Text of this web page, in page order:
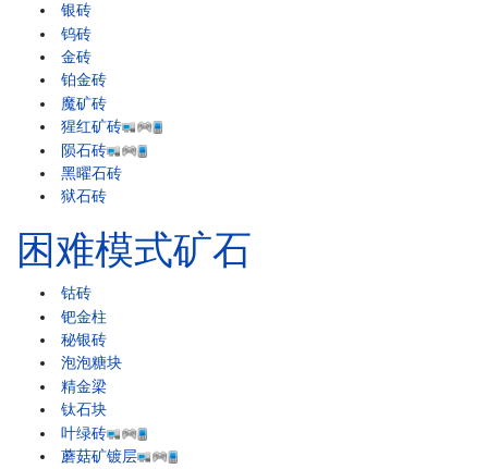
银砖
钨砖
金砖
铂金砖
魔矿砖
猩红矿砖
陨石砖
黑曜石砖
狱石砖
困难模式矿石
钴砖
钯金柱
秘银砖
泡泡糖块
精金梁
钛石块
叶绿砖
蘑菇矿镀层